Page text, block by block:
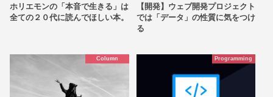
ホリエモンの「本音で生きる」は
全ての２０代に読んでほしい本。
【開発】ウェブ開発プロジェクト
では「データ」の性質に気をつけ
る
Column Programming